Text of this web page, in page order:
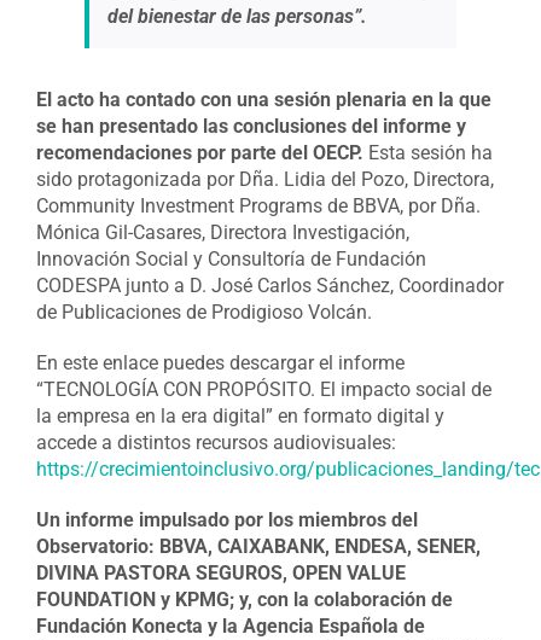
del bienestar de las personas”.
El acto ha contado con una sesión plenaria en la que
se han presentado las conclusiones del informe y
recomendaciones por parte del OECP. Esta sesión ha
sido protagonizada por Dña. Lidia del Pozo, Directora,
Community Investment Programs de BBVA, por Dña.
Mónica Gil-Casares, Directora Investigación,
Innovación Social y Consultoría de Fundación
CODESPA junto a D. José Carlos Sánchez, Coordinador
de Publicaciones de Prodigioso Volcán.
En este enlace puedes descargar el informe
“TECNOLOGÍA CON PROPÓSITO. El impacto social de
la empresa en la era digital” en formato digital y
accede a distintos recursos audiovisuales:
https://crecimientoinclusivo.org/publicaciones_landing/
Un informe impulsado por los miembros del
Observatorio: BBVA, CAIXABANK, ENDESA, SENER,
DIVINA PASTORA SEGUROS, OPEN VALUE
FOUNDATION y KPMG; y, con la colaboración de
Fundación Konecta y la Agencia Española de